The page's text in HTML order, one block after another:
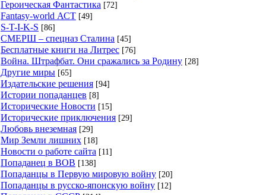
Героическая Фантастика [72]
Fantasy-world АСТ [49]
S-T-I-K-S [86]
СМЕРШ – спецназ Сталина [45]
Бесплатные книги на Литрес [76]
Война. Штрафбат. Они сражались за Родину [28]
Другие миры [65]
Издательские решения [94]
Истории попаданцев [8]
Исторические Новости [15]
Исторические приключения [29]
Любовь внеземная [29]
Мир Земли лишних [18]
Новости о работе сайта [11]
Попаданец в ВОВ [138]
Попаданцы в Первую мировую войну [20]
Попаданцы в русско-японскую войну [12]